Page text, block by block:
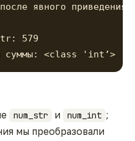
явного
579
суммы: <class 'int’>
num_str и num_int ;
мы преобразовали